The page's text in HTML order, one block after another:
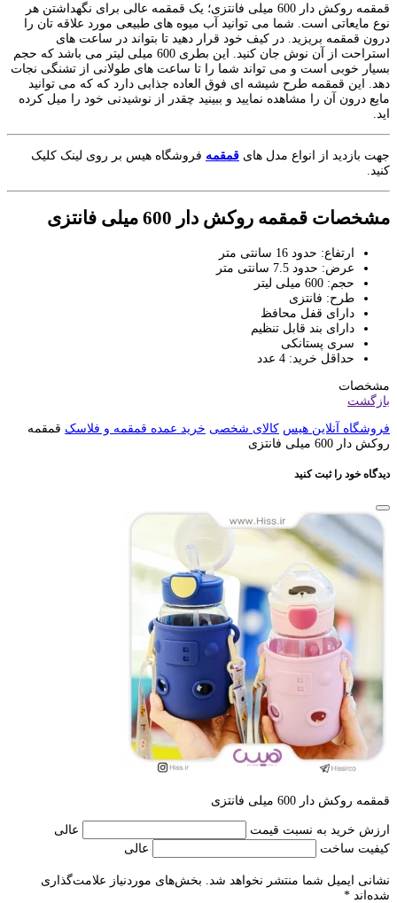
قمقمه روکش دار 600 میلی فانتزی؛ یک قمقمه عالی برای نگهداشتن هر
نوع مایعاتی است. شما می توانید آب میوه های طبیعی مورد علاقه تان را
درون قمقمه بریزید. در کیف خود قرار دهید تا بتواند در ساعت های
استراحت از آن نوش جان کنید. این بطری 600 میلی لیتر می باشد که حجم
بسیار خوبی است و می تواند شما را تا ساعت های طولانی از تشنگی نجات
دهد. این قمقمه طرح شیشه ای فوق العاده جذابی دارد که که می توانید
مایع درون آن را مشاهده نمایید و ببینید چقدر از نوشیدنی خود را میل کرده
اید.
جهت بازدید از انواع مدل های قمقمه فروشگاه هیس بر روی لینک کلیک
کنید.
مشخصات قمقمه روکش دار 600 میلی فانتزی
ارتفاع: حدود 16 سانتی متر
عرض: حدود 7.5 سانتی متر
حجم: 600 میلی لیتر
طرح: فانتزی
دارای قفل محافظ
دارای بند قابل تنظیم
سری پستانکی
حداقل خرید: 4 عدد
مشخصات
بازگشت
فروشگاه آنلاین هیس کالای شخصی خرید عمده قمقمه و فلاسک قمقمه
روکش دار 600 میلی فانتزی
دیدگاه خود را ثبت کنید
قمقمه روکش دار 600 میلی فانتزی
ارزش خرید به نسبت قیمت
عالی
کیفیت ساخت
عالی
نشانی ایمیل شما منتشر نخواهد شد.
بخش‌های موردنیاز علامت‌گذاری
شده‌اند *